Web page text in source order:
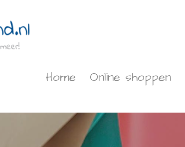
Home Online shoppen